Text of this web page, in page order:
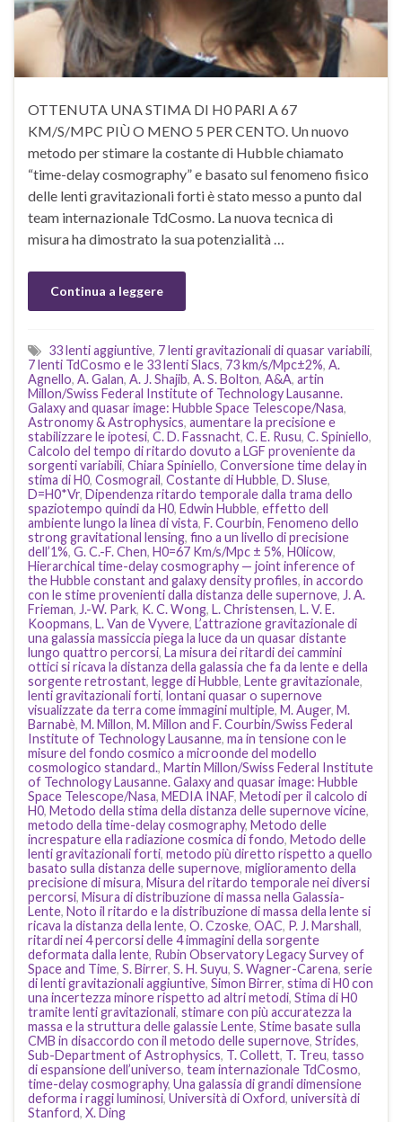
OTTENUTA UNA STIMA DI H0 PARI A 67
KM/S/MPC PIÙ O MENO 5 PER CENTO. Un nuovo
metodo per stimare la costante di Hubble chiamato
“time-delay cosmography” e basato sul fenomeno fisico
delle lenti gravitazionali forti è stato messo a punto dal
team internazionale TdCosmo. La nuova tecnica di
misura ha dimostrato la sua potenzialità …
Continua a leggere
33 lenti aggiuntive, 7 lenti gravitazionali di quasar variabili,
7 lenti TdCosmo e le 33 lenti Slacs, 73 km/s/Mpc±2%, A.
Agnello, A. Galan, A. J. Shajib, A. S. Bolton, A&A, artin
Millon/Swiss Federal Institute of Technology Lausanne.
Galaxy and quasar image: Hubble Space Telescope/Nasa,
Astronomy & Astrophysics, aumentare la precisione e
stabilizzare le ipotesi, C. D. Fassnacht, C. E. Rusu, C. Spiniello,
Calcolo del tempo di ritardo dovuto a LGF proveniente da
sorgenti variabili, Chiara Spiniello, Conversione time delay in
stima di H0, Cosmograil, Costante di Hubble, D. Sluse,
D=H0*Vr, Dipendenza ritardo temporale dalla trama dello
spaziotempo quindi da H0, Edwin Hubble, effetto dell
ambiente lungo la linea di vista, F. Courbin, Fenomeno dello
strong gravitational lensing, fino a un livello di precisione
dell’1%, G. C.-F. Chen, H0=67 Km/s/Mpc ± 5%, H0licow,
Hierarchical time-delay cosmography — joint inference of
the Hubble constant and galaxy density profiles, in accordo
con le stime provenienti dalla distanza delle supernove, J. A.
Frieman, J.-W. Park, K. C. Wong, L. Christensen, L. V. E.
Koopmans, L. Van de Vyvere, L’attrazione gravitazionale di
una galassia massiccia piega la luce da un quasar distante
lungo quattro percorsi, La misura dei ritardi dei cammini
ottici si ricava la distanza della galassia che fa da lente e della
sorgente retrostant, legge di Hubble, Lente gravitazionale,
lenti gravitazionali forti, lontani quasar o supernove
visualizzate da terra come immagini multiple, M. Auger, M.
Barnabè, M. Millon, M. Millon and F. Courbin/Swiss Federal
Institute of Technology Lausanne, ma in tensione con le
misure del fondo cosmico a microonde del modello
cosmologico standard., Martin Millon/Swiss Federal Institute
of Technology Lausanne. Galaxy and quasar image: Hubble
Space Telescope/Nasa, MEDIA INAF, Metodi per il calcolo di
H0, Metodo della stima della distanza delle supernove vicine,
metodo della time-delay cosmography, Metodo delle
increspature ella radiazione cosmica di fondo, Metodo delle
lenti gravitazionali forti, metodo più diretto rispetto a quello
basato sulla distanza delle supernove, miglioramento della
precisione di misura, Misura del ritardo temporale nei diversi
percorsi, Misura di distribuzione di massa nella Galassia-
Lente, Noto il ritardo e la distribuzione di massa della lente si
ricava la distanza della lente, O. Czoske, OAC, P. J. Marshall,
ritardi nei 4 percorsi delle 4 immagini della sorgente
deformata dalla lente, Rubin Observatory Legacy Survey of
Space and Time, S. Birrer, S. H. Suyu, S. Wagner-Carena, serie
di lenti gravitazionali aggiuntive, Simon Birrer, stima di H0 con
una incertezza minore rispetto ad altri metodi, Stima di H0
tramite lenti gravitazionali, stimare con più accuratezza la
massa e la struttura delle galassie Lente, Stime basate sulla
CMB in disaccordo con il metodo delle supernove, Strides,
Sub-Department of Astrophysics, T. Collett, T. Treu, tasso
di espansione dell’universo, team internazionale TdCosmo,
time-delay cosmography, Una galassia di grandi dimensione
deforma i raggi luminosi, Università di Oxford, università di
Stanford, X. Ding